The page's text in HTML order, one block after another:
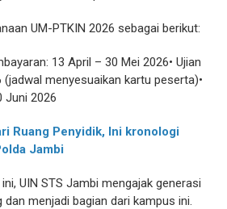
UM-PTKIN 2026 sebagai berikut:
13 April – 30 Mei 2026• Ujian
(jadwal menyesuaikan kartu peserta)•
Juni 2026
Ruang Penyidik, Ini kronologi
Jambi
UIN STS Jambi mengajak generasi
menjadi bagian dari kampus ini.